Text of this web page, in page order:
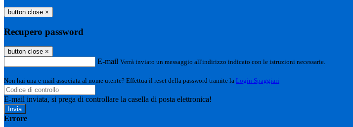
button close ×
Recupero password
button close ×
E-mail Verrà inviato un messaggio all'indirizzo indicato con le istruzioni necessarie.
Non hai una e-mail associata al nome utente? Effettua il reset della password tramite la Login Spaggiari
E-mail inviata, si prega di controllare la casella di posta elettronica!
Errore